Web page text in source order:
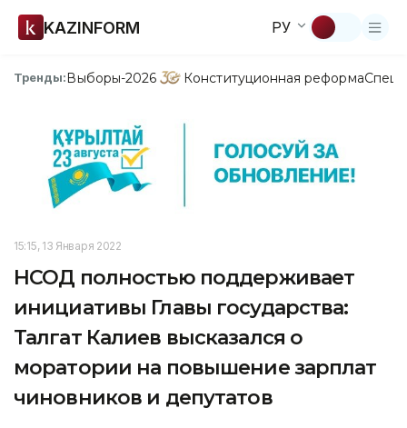
KAZINFORM РУ
Тренды:Выборы-2026 Конституционная реформа
15:15, 13 Января 2022
НСОД полностью поддерживает
инициативы Главы государства:
Талгат Калиев высказался о
моратории на повышение зарплат
чиновников и депутатов